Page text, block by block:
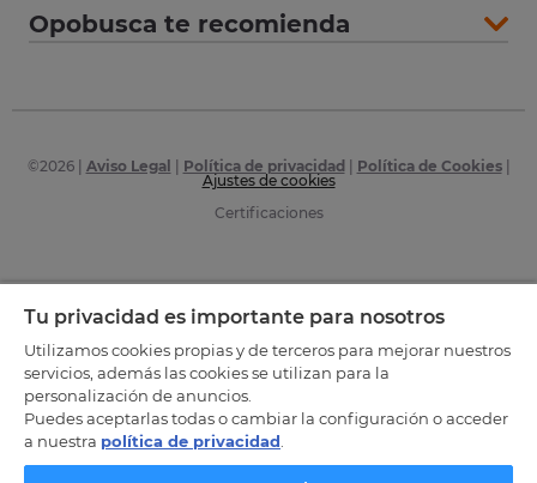
Opobusca te recomienda
©2026| Aviso Legal Política de privacidad Política de Cookies|
Ajustes de cookies
Certificaciones
Tu privacidad es importante para nosotros
Utilizamos cookies propias y de terceros para mejorar nuestros
servicios, además las cookies se utilizan para la
personalización de anuncios.
Puedes aceptarlas todas o cambiar la configuración o acceder
a nuestra política de privacidad